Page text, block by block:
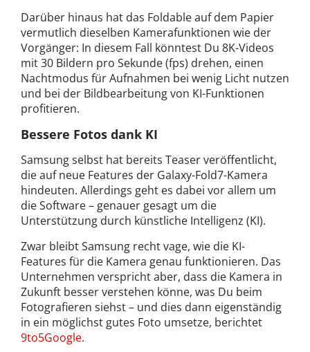
Darüber hinaus hat das Foldable auf dem Papier
vermutlich dieselben Kamerafunktionen wie der
Vorgänger: In diesem Fall könntest Du 8K-Videos
mit 30 Bildern pro Sekunde (fps) drehen, einen
Nachtmodus für Aufnahmen bei wenig Licht nutzen
und bei der Bildbearbeitung von KI-Funktionen
profitieren.
Bessere Fotos dank KI
Samsung selbst hat bereits Teaser veröffentlicht,
die auf neue Features der Galaxy-Fold7-Kamera
hindeuten. Allerdings geht es dabei vor allem um
die Software – genauer gesagt um die
Unterstützung durch künstliche Intelligenz (KI).
Zwar bleibt Samsung recht vage, wie die KI-
Features für die Kamera genau funktionieren. Das
Unternehmen verspricht aber, dass die Kamera in
Zukunft besser verstehen könne, was Du beim
Fotografieren siehst – und dies dann eigenständig
in ein möglichst gutes Foto umsetze, berichtet
9to5Google.